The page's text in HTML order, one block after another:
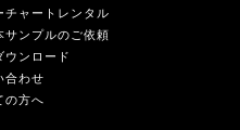
チャートレンタル
サンプルのご依頼
ウンロード
合わせ
の方へ